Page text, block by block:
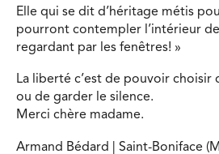
Elle qui se dit d’héritage métis
pourront contempler l’intérieur
regardant par les fenêtres! »
La liberté c’est de pouvoir
ou de garder le silence.
Merci chère madame.
Armand Bédard | Saint-Boniface